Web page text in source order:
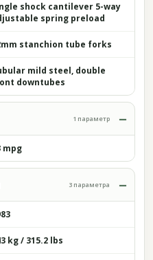
shock cantilever 5-way
spring preload
stanchion tube forks
mild steel, double
downtubes
1 параметр
mpg
3 параметра
kg / 315.2 lbs